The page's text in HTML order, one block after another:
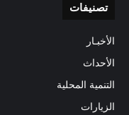
تصنيفات
الأخبـار
الأحداث
التنمية المحلية
الزيارات